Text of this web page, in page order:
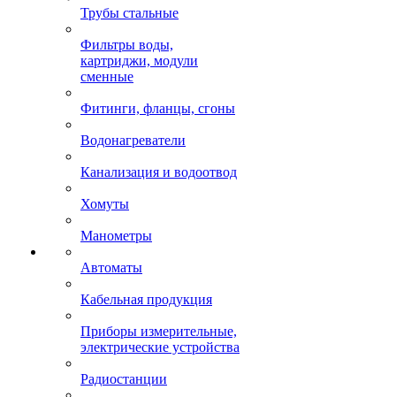
Трубы стальные
Фильтры воды,
картриджи, модули
сменные
Фитинги, фланцы, сгоны
Водонагреватели
Канализация и водоотвод
Хомуты
Манометры
Автоматы
Кабельная продукция
Приборы измерительные,
электрические устройства
Радиостанции